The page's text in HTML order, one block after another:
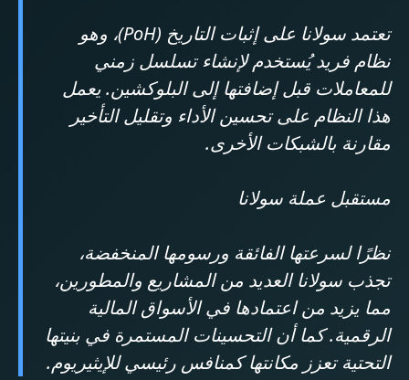
تعتمد سولانا على إثبات التاريخ (PoH)، وهو
نظام فريد يُستخدم لإنشاء تسلسل زمني
للمعاملات قبل إضافتها إلى البلوكشين. يعمل
هذا النظام على تحسين الأداء وتقليل التأخير
مقارنة بالشبكات الأخرى.
مستقبل عملة سولانا
نظرًا لسرعتها الفائقة ورسومها المنخفضة،
تجذب سولانا العديد من المشاريع والمطورين،
مما يزيد من اعتمادها في الأسواق المالية
الرقمية. كما أن التحسينات المستمرة في بنيتها
التحتية تعزز مكانتها كمنافس رئيسي للإيثيريوم.